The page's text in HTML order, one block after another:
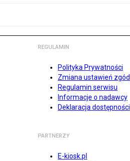
REGULAMIN
Polityka Prywatności
Zmiana ustawień zgód
Regulamin serwisu
Informacje o nadawcy
Deklaracja dostępności
PARTNERZY
E-kiosk.pl